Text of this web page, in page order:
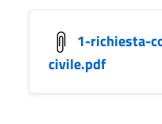
1-richiesta-
civile.pdf